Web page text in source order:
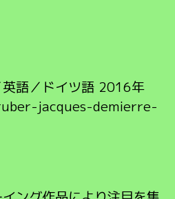
語／ドイツ語 2016年
jacques-demierre-